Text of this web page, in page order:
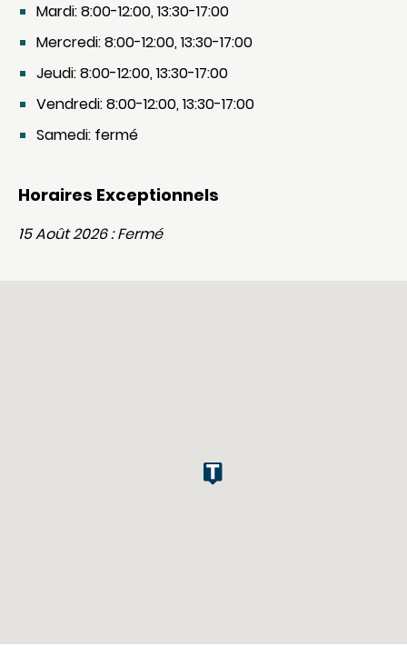
Mardi: 8:00-12:00, 13:30-17:00
Mercredi: 8:00-12:00, 13:30-17:00
Jeudi: 8:00-12:00, 13:30-17:00
Vendredi: 8:00-12:00, 13:30-17:00
Samedi: fermé
Horaires Exceptionnels
15 Août 2026 : Fermé